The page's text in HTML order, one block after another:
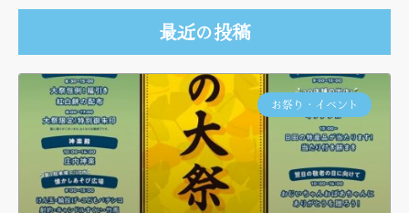
最近の投稿
お祭り・イベント